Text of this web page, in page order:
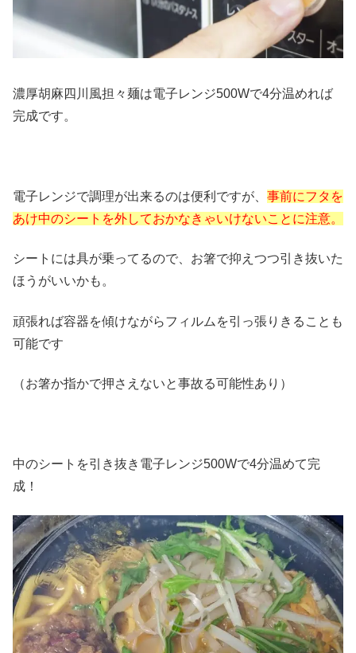
濃厚胡麻四川風担々麺は電子レンジ500Wで4分温めれば
完成です。
電子レンジで調理が出来るのは便利ですが、 事前にフタを
あけ中のシートを外しておかなきゃいけないことに注意。
シートには具が乗ってるので、お箸で抑えつつ引き抜いた
ほうがいいかも。
頑張れば容器を傾けながらフィルムを引っ張りきることも
可能です
（お箸か指かで押さえないと事故る可能性あり）
中のシートを引き抜き電子レンジ500Wで4分温めて完
成！